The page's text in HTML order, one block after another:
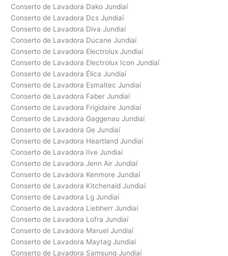
Conserto de Lavadora Dako Jundiaí
Conserto de Lavadora Dcs Jundiaí
Conserto de Lavadora Diva Jundiaí
Conserto de Lavadora Ducane Jundiaí
Conserto de Lavadora Electrolux Jundiaí
Conserto de Lavadora Electrolux Icon Jundiaí
Conserto de Lavadora Élica Jundiaí
Conserto de Lavadora Esmaltec Jundiaí
Conserto de Lavadora Faber Jundiaí
Conserto de Lavadora Frigidaire Jundiaí
Conserto de Lavadora Gaggenau Jundiaí
Conserto de Lavadora Ge Jundiaí
Conserto de Lavadora Heartland Jundiaí
Conserto de Lavadora Ilve Jundiaí
Conserto de Lavadora Jenn Air Jundiaí
Conserto de Lavadora Kenmore Jundiaí
Conserto de Lavadora Kitchenaid Jundiaí
Conserto de Lavadora Lg Jundiaí
Conserto de Lavadora Liebherr Jundiaí
Conserto de Lavadora Lofra Jundiaí
Conserto de Lavadora Maruel Jundiaí
Conserto de Lavadora Maytag Jundiaí
Conserto de Lavadora Samsung Jundiaí